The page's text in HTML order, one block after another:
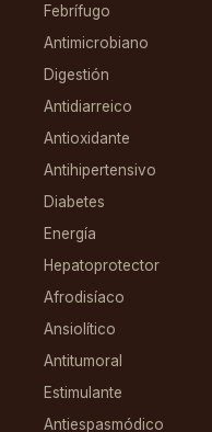
Febrífugo
Antimicrobiano
Digestión
Antidiarreico
Antioxidante
Antihipertensivo
Diabetes
Energía
Hepatoprotector
Afrodisíaco
Ansiolítico
Antitumoral
Estimulante
Antiespasmódico